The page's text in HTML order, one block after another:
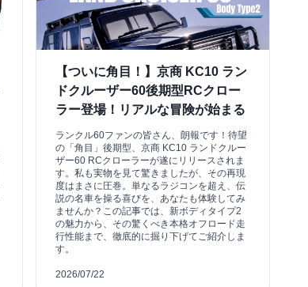
【ついに角目！】京商 KC10 ラン
ドクルーザー60後期型RCクロー
ラー登場！リアルな冒険が始まる
ランクル60ファンの皆さん、朗報です！待望
の「角目」後期型、京商 KC10 ランドクルー
ザー60 RCクローラーが遂にリリースされま
す。私も実物を見て驚きましたが、その再現
度はまさに圧巻。単なるラジコンを超え、伝
説の名車を操る喜びを、あなたも体験してみ
ませんか？この記事では、新ボディタイプ2
の魅力から、その驚くべき本格オフロード走
行性能まで、徹底的に掘り下げてご紹介しま
す。
2026/07/22